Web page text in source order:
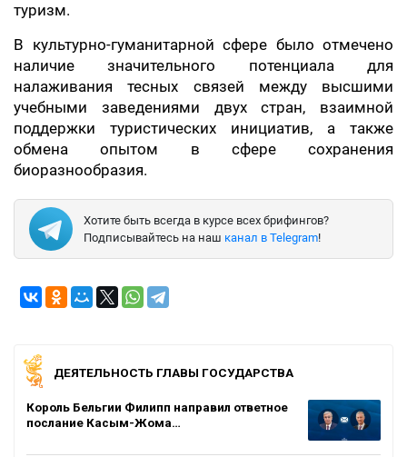
туризм.
В культурно-гуманитарной сфере было отмечено
наличие значительного потенциала для
налаживания тесных связей между высшими
учебными заведениями двух стран, взаимной
поддержки туристических инициатив, а также
обмена опытом в сфере сохранения
биоразнообразия.
Хотите быть всегда в курсе всех брифингов?
Подписывайтесь на наш канал в Telegram!
ДЕЯТЕЛЬНОСТЬ ГЛАВЫ ГОСУДАРСТВА
Король Бельгии Филипп направил ответное
послание Касым-Жома…